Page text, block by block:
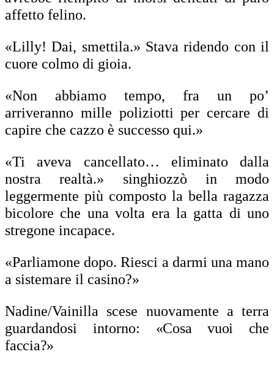
affetto felino.
«Lilly! Dai, smettila.» Stava ridendo con il
cuore colmo di gioia.
«Non abbiamo tempo, fra un po’
arriveranno mille poliziotti per cercare di
capire che cazzo è successo qui.»
«Ti aveva cancellato… eliminato dalla
nostra realtà.» singhiozzò in modo
leggermente più composto la bella ragazza
bicolore che una volta era la gatta di uno
stregone incapace.
«Parliamone dopo. Riesci a darmi una mano
a sistemare il casino?»
Nadine/Vainilla scese nuovamente a terra
guardandosi intorno: «Cosa vuoi che
faccia?»